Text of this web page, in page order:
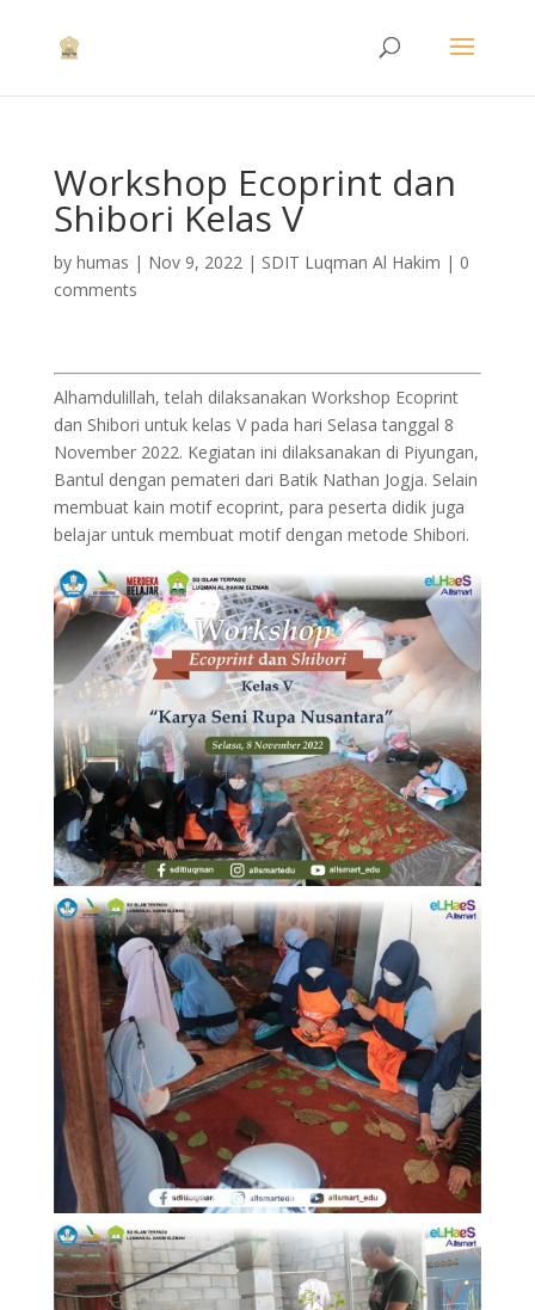
Workshop Ecoprint dan
Shibori Kelas V
by humas | Nov 9, 2022| SDIT Luqman Al Hakim | 0
comments
Alhamdulillah, telah dilaksanakan Workshop Ecoprint
dan Shibori untuk kelas V pada hari Selasa tanggal 8
November 2022. Kegiatan ini dilaksanakan di Piyungan,
Bantul dengan pemateri dari Batik Nathan Jogja. Selain
membuat kain motif ecoprint, para peserta didik juga
belajar untuk membuat motif dengan metode Shibori.